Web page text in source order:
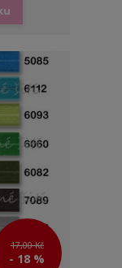
17,00 Kč
- 18 %